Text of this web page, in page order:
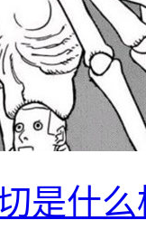
是什